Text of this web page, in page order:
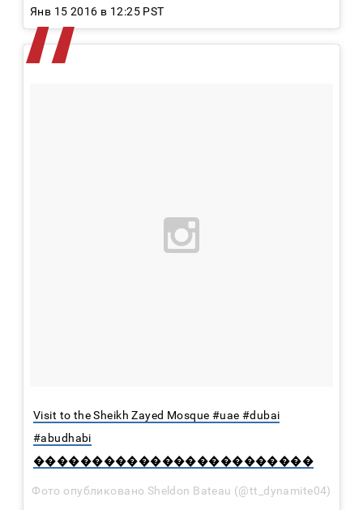
Янв 15 2016 в 12:25 PST
Visit to the Sheikh Zayed Mosque #uae #dubai
#abudhabi
������������������������
Фото опубликовано Sheldon Bateau (@tt_dynamite04)